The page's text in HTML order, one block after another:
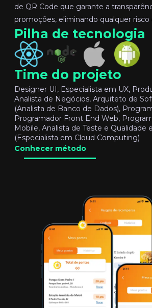
Pilha de tecnologia
Time do projeto
Designer UI, Especialista em UX,
Analista de Negócios, Arquiteto de
(Analista de Banco de Dados),
Programador Front End Web,
Mobile, Analista de Teste e Qualidade
(Especialista em Cloud Computing)
Conhecer método
de QR Code que garante a
promoções, eliminando qualquer risco